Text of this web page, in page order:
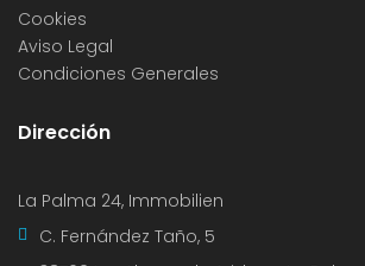
Cookies
Aviso Legal
Condiciones Generales
Dirección
La Palma 24, Immobilien
C. Fernández Taño, 5